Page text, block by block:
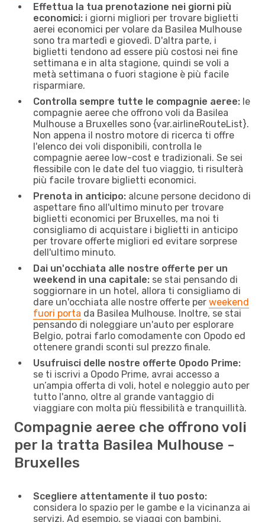
Effettua la tua prenotazione nei giorni più
economici: i giorni migliori per trovare biglietti
aerei economici per volare da Basilea Mulhouse
sono tra martedì e giovedì. D'altra parte, i
biglietti tendono ad essere più costosi nei fine
settimana e in alta stagione, quindi se voli a
metà settimana o fuori stagione è più facile
risparmiare.
Controlla sempre tutte le compagnie aeree: le
compagnie aeree che offrono voli da Basilea
Mulhouse a Bruxelles sono {​var.airlineRouteList}.
Non appena il nostro motore di ricerca ti offre
l'elenco dei voli disponibili, controlla le
compagnie aeree low-cost e tradizionali. Se sei
flessibile con le date del tuo viaggio, ti risulterà
più facile trovare biglietti economici.
Prenota in anticipo: alcune persone decidono di
aspettare fino all'ultimo minuto per trovare
biglietti economici per Bruxelles, ma noi ti
consigliamo di acquistare i biglietti in anticipo
per trovare offerte migliori ed evitare sorprese
dell'ultimo minuto.
Dai un'occhiata alle nostre offerte per un
weekend in una capitale: se stai pensando di
soggiornare in un hotel, allora ti consigliamo di
dare un'occhiata alle nostre offerte per weekend
fuori porta da Basilea Mulhouse. Inoltre, se stai
pensando di noleggiare un'auto per esplorare
Belgio, potrai farlo comodamente con Opodo ed
ottenere grandi sconti sul prezzo finale.
Usufruisci delle nostre offerte Opodo Prime:
se ti iscrivi a Opodo Prime, avrai accesso a
un’ampia offerta di voli, hotel e noleggio auto per
tutto l'anno, oltre al grande vantaggio di
viaggiare con molta più flessibilità e tranquillità.
Compagnie aeree che offrono voli
per la tratta Basilea Mulhouse -
Bruxelles
Scegliere attentamente il tuo posto:
considera lo spazio per le gambe e la vicinanza ai
servizi. Ad esempio, se viaggi con bambini,